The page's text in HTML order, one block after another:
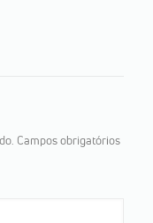
Campos obrigatórios